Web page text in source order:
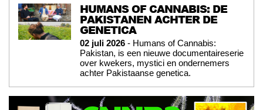
HUMANS OF CANNABIS: DE
PAKISTANEN ACHTER DE
GENETICA
02 juli 2026 - Humans of Cannabis:
Pakistan, is een nieuwe documentaireserie
over kwekers, mystici en ondernemers
achter Pakistaanse genetica.